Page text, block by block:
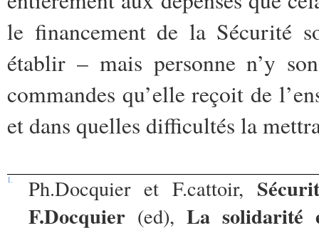
le financement de la Sécurité
établir – mais personne n’y
commandes qu’elle reçoit de
et dans quelles difficultés la
1. Ph.Docquier et F.cattoir,
F.Docquier(ed), La solidarité